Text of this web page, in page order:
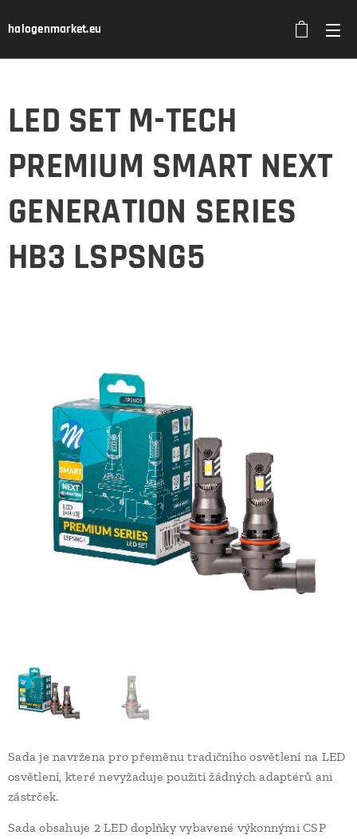
halogenmarket.eu
LED SET M-TECH
PREMIUM SMART NEXT
GENERATION SERIES
HB3 LSPSNG5
Sada je navržena pro přeměnu tradičního osvětlení na LED
osvětlení, které nevyžaduje použití žádných adaptérů ani
zástrček.
Sada obsahuje 2 LED doplňky vybavené výkonnými CSP